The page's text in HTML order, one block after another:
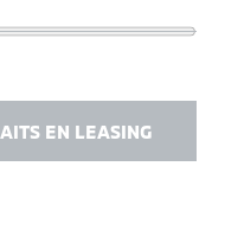
EN LEASING